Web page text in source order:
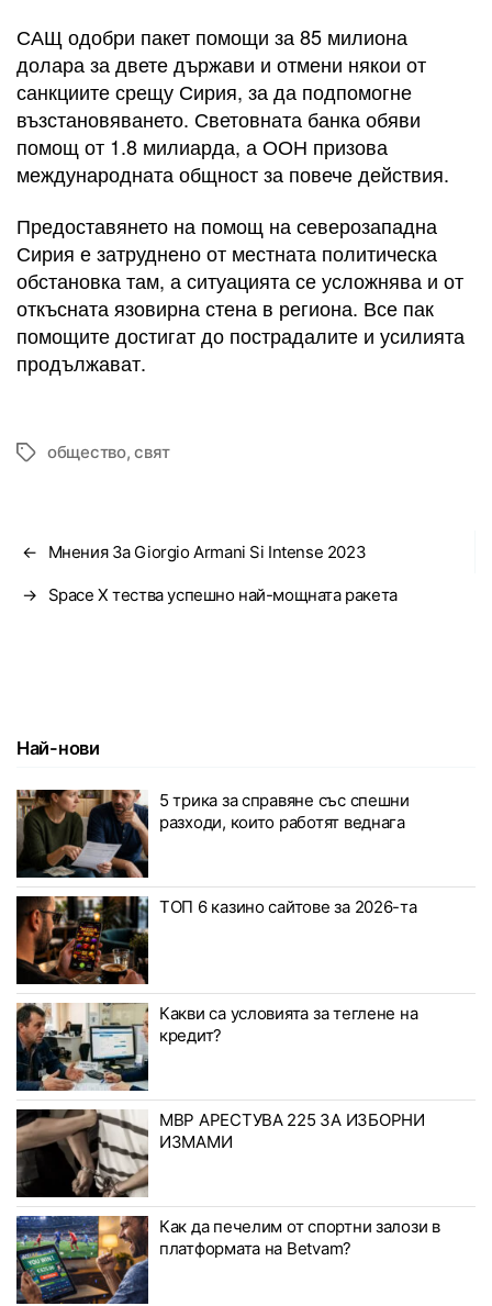
САЩ одобри пакет помощи за 85 милиона
долара за двете държави и отмени някои от
санкциите срещу Сирия, за да подпомогне
възстановяването. Световната банка обяви
помощ от 1.8 милиарда, а ООН призова
международната общност за повече действия.
Предоставянето на помощ на северозападна
Сирия е затруднено от местната политическа
обстановка там, а ситуацията се усложнява и от
откъсната язовирна стена в региона. Все пак
помощите достигат до пострадалите и усилията
продължават.
Tagsобщество,свят
← Мнения За Giorgio Armani Si Intense 2023
→ Space X тества успешно най-мощната ракета
Най-нови
5 трика за справяне със спешни
разходи, които работят веднага
ТОП 6 казино сайтове за 2026-та
Какви са условията за теглене на
кредит?
МВР АРЕСТУВА 225 ЗА ИЗБОРНИ
ИЗМАМИ
Как да печелим от спортни залози в
платформата на Betvam?